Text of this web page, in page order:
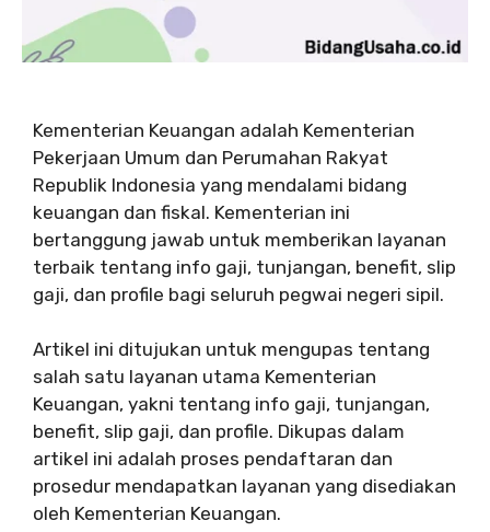
Kementerian Keuangan adalah Kementerian
Pekerjaan Umum dan Perumahan Rakyat
Republik Indonesia yang mendalami bidang
keuangan dan fiskal. Kementerian ini
bertanggung jawab untuk memberikan layanan
terbaik tentang info gaji, tunjangan, benefit, slip
gaji, dan profile bagi seluruh pegwai negeri sipil.
Artikel ini ditujukan untuk mengupas tentang
salah satu layanan utama Kementerian
Keuangan, yakni tentang info gaji, tunjangan,
benefit, slip gaji, dan profile. Dikupas dalam
artikel ini adalah proses pendaftaran dan
prosedur mendapatkan layanan yang disediakan
oleh Kementerian Keuangan.